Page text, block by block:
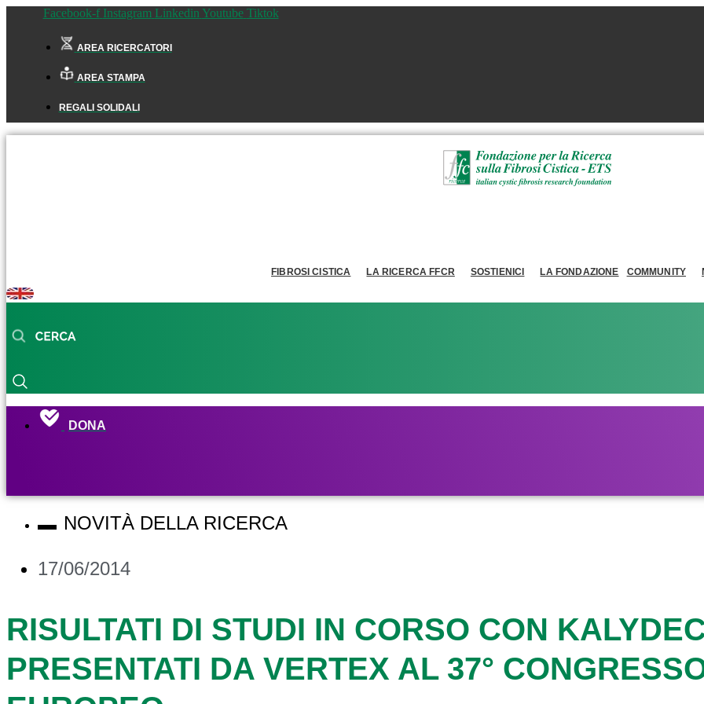
Facebook-f Instagram Linkedin Youtube Tiktok
AREA RICERCATORI
AREA STAMPA
REGALI SOLIDALI
FIBROSI CISTICA LA RICERCA FFCR SOSTIENICI LA FONDAZIONE COMMUNITY
DONA
NOVITÀ DELLA RICERCA
17/06/2014
RISULTATI DI STUDI IN CORSO CON
PRESENTATI DA VERTEX AL 37°